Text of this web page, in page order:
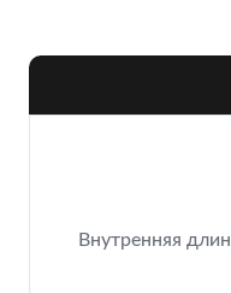
Внутренняя